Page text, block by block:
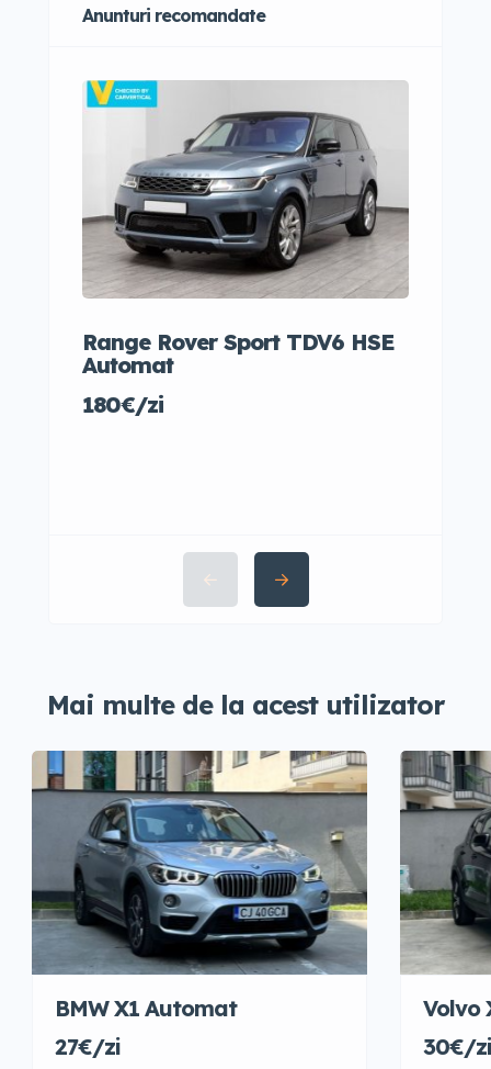
Anunturi recomandate
Range Rover Sport TDV6 HSE
Automat
180€/zi
Mai multe de la acest utilizator
BMW X1 Automat
27€/zi
Volvo
30€/zi